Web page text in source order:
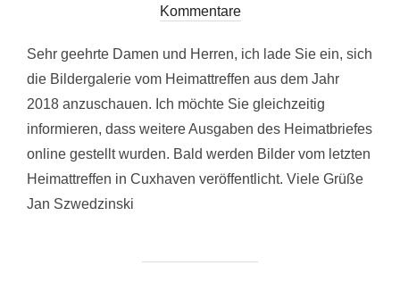
am
Kommentare
Sehr geehrte Damen und Herren, ich lade Sie ein, sich
die Bildergalerie vom Heimattreffen aus dem Jahr
2018 anzuschauen. Ich möchte Sie gleichzeitig
informieren, dass weitere Ausgaben des Heimatbriefes
online gestellt wurden. Bald werden Bilder vom letzten
Heimattreffen in Cuxhaven veröffentlicht. Viele Grüße
Jan Szwedzinski